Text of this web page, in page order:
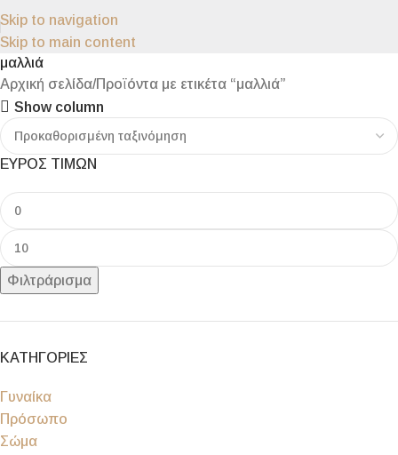
Skip to navigation
Skip to main content
μαλλιά
Αρχική σελίδα Προϊόντα με ετικέτα “μαλλιά”
Show column
ΕΥΡΟΣ ΤΙΜΩΝ
Φιλτράρισμα
ΚΑΤΗΓΟΡΙΕΣ
Γυναίκα
Πρόσωπο
Σώμα